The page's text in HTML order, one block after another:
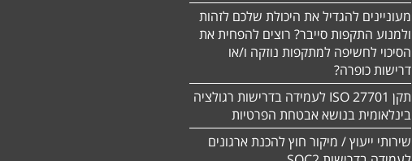
מעוניינים להגדיל את היכולת שלכם לזהות
ולמנוע התקפות סייבר? רוצים להפחית את
הסיכוי לחשיפה למתקפות נוזקה ו/או
דרישות כופרה?
תקן 27701 ISO לעמידה בדרישות רגולציה
בינלאומית בנושא אבטחת הפרטיות
שירותי ייעוץ / מיקור חוץ להכנת ארגונים